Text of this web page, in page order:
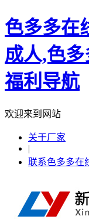
色多多在
成人,色
福利导航
欢迎来到网站
关于厂家
|
联系色多多在